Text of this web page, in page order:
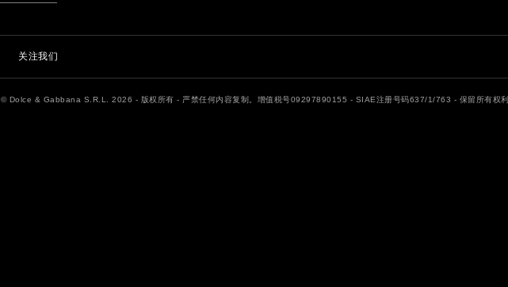
关注我们
© Dolce & Gabbana S.R.L. 2026 - 版权所有 - 严禁任何内容复制。增值税号09297890155 - SIAE注册号码637/1/763 - 保留所有权利